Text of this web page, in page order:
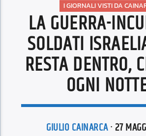
I GIORNALI VISTI DA
LA GUERRA-
SOLDATI
RESTA DENTRO,
OGNI
GIULIO CAINARCA· 27